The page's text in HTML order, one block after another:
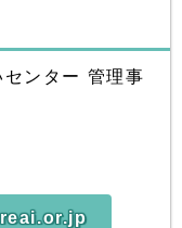
ンター 管理事